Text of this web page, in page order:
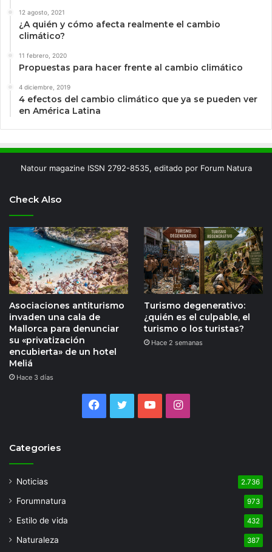
12 agosto, 2021
¿A quién y cómo afecta realmente el cambio
climático?
11 febrero, 2020
Propuestas para hacer frente al cambio climático
4 diciembre, 2019
4 efectos del cambio climático que ya se pueden ver
en América Latina
Natour magazine ISSN 2792-8535, editado por Forum Natura
Check Also
Asociaciones antiturismo
invaden una cala de
Mallorca para denunciar
su «privatización
encubierta» de un hotel
Meliá
Hace 3 días
Turismo degenerativo:
¿quién es el culpable, el
turismo o los turistas?
Hace 2 semanas
Facebook
TwitterYouTubeInstagram
Categories
Noticias 2.736
Forumnatura 973
Estilo de vida 432
Naturaleza 387